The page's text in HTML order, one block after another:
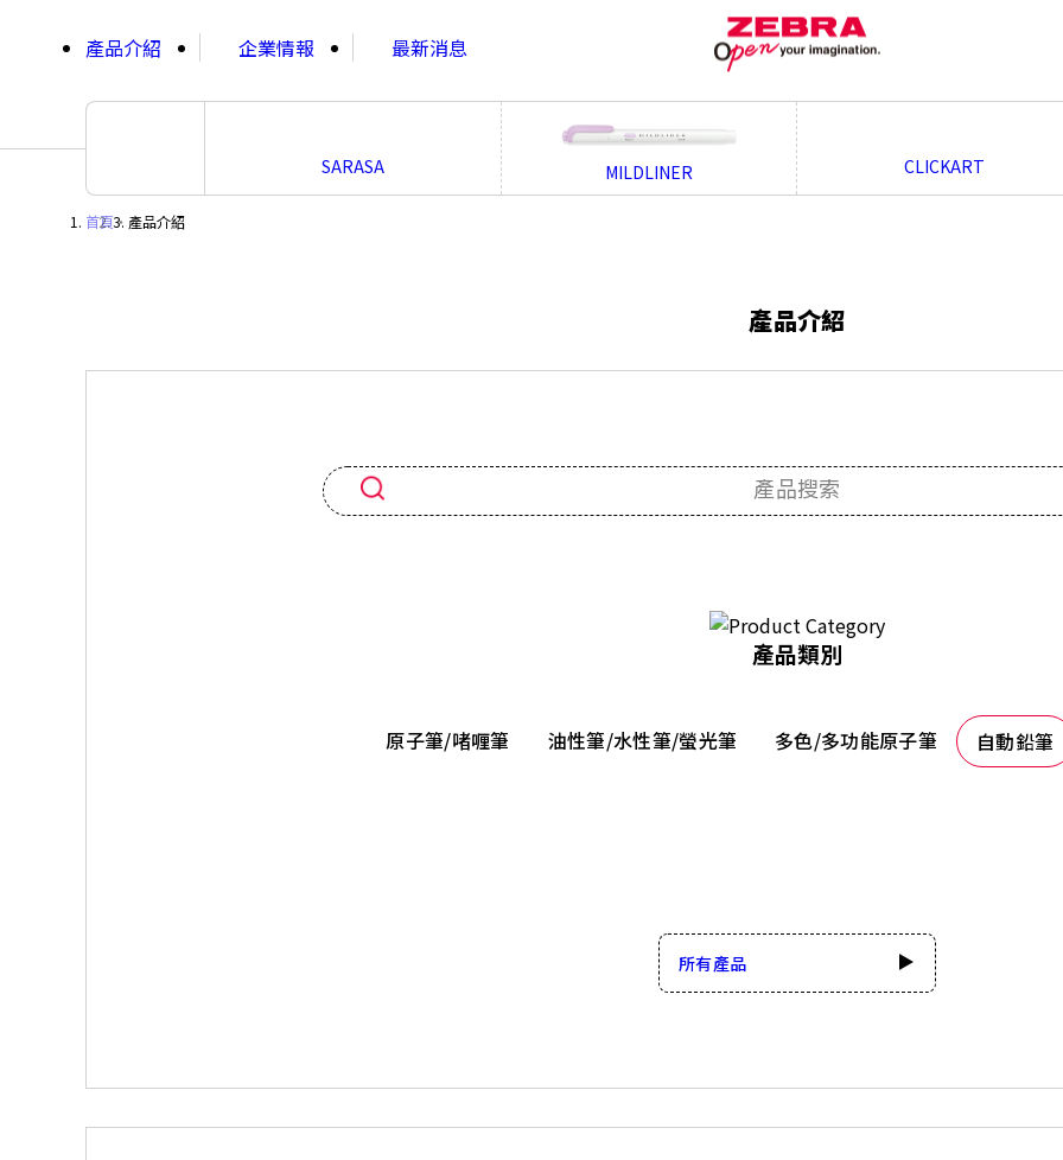
產品介紹
企業情報 最新消息
SARASA MILDLINER CLICKART
首頁・ 產品介紹
產品介紹
產品類別
原子筆/啫喱筆 油性筆/水性筆/螢光筆 多色/多功能原子筆 自動鉛筆
所有產品